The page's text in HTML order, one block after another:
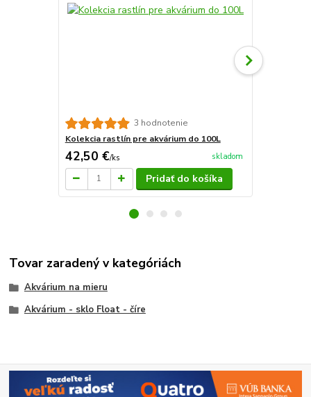
3 hodnotenie
Kolekcia rastlín pre akvárium do 100L
42,50 €/ks skladom
Pridať do košíka
Tovar zaradený v kategóriách
Akvárium na mieru
Akvárium - sklo Float - číre